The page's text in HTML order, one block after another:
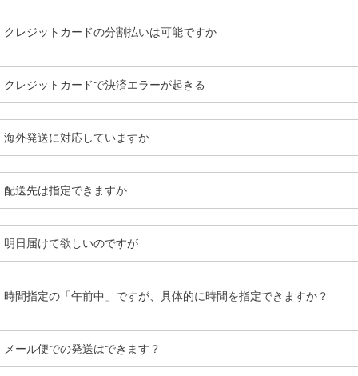
クレジットカードの分割払いは可能ですか
クレジットカードで決済エラーが起きる
海外発送に対応していますか
配送先は指定できますか
明日届けて欲しいのですが
時間指定の「午前中」ですが、具体的に時間を指定できますか？
メール便での発送はできます？